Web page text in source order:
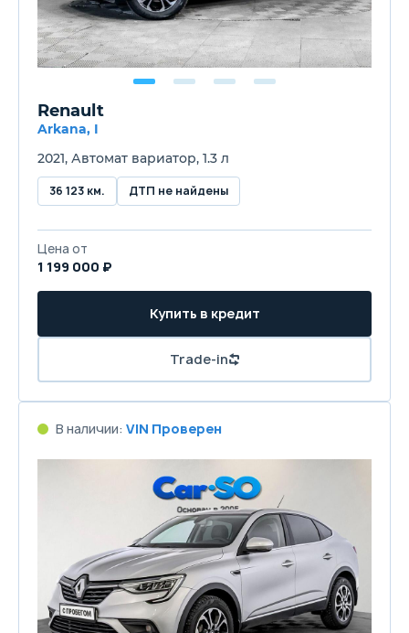
Renault
Arkana, I
2021, Автомат вариатор, 1.3 л
36 123 км. ДТП не найдены
Цена от
1 199 000 ₽
Купить в кредит
Trade-in
В наличии: VIN Проверен